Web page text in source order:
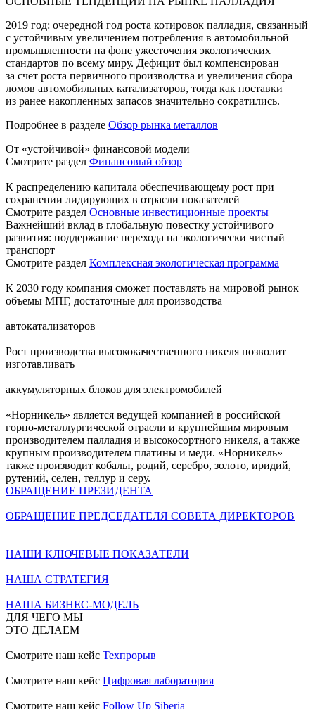
2019 год: очередной год роста котировок палладия, связанный
с устойчивым увеличением потребления в автомобильной
промышленности на фоне ужесточения экологических
стандартов по всему миру. Дефицит был компенсирован
за счет роста первичного производства и увеличения сбора
ломов автомобильных катализаторов, тогда как поставки
из ранее накопленных запасов значительно сократились.
Подробнее в разделе Обзор рынка металлов
От «устойчивой» финансовой модели
Смотрите раздел Финансовый обзор
К распределению капитала обеспечивающему рост при
сохранении лидирующих в отрасли показателей
Смотрите раздел Основные инвестиционные проекты
Важнейший вклад в глобальную повестку устойчивого
развития: поддержание перехода на экологически чистый
транспорт
Смотрите раздел Комплексная экологическая программа
К 2030 году компания сможет поставлять на мировой рынок
объемы МПГ, достаточные для производства
автокатализаторов
Рост производства высококачественного никеля позволит
изготавливать
аккумуляторных блоков для электромобилей
«Норникель» является ведущей компанией в российской
горно-металлургической отрасли и крупнейшим мировым
производителем палладия и высокосортного никеля, а также
крупным производителем платины и меди. «Норникель»
также производит кобальт, родий, серебро, золото, иридий,
рутений, селен, теллур и серу.
ОБРАЩЕНИЕ ПРЕЗИДЕНТА
ОБРАЩЕНИЕ ПРЕДСЕДАТЕЛЯ СОВЕТА ДИРЕКТОРОВ
НАШИ КЛЮЧЕВЫЕ ПОКАЗАТЕЛИ
НАША СТРАТЕГИЯ
НАША БИЗНЕС-МОДЕЛЬ
ДЛЯ ЧЕГО МЫ
ЭТО ДЕЛАЕМ
Смотрите наш кейс Техпрорыв
Смотрите наш кейс Цифровая лаборатория
Смотрите наш кейс Follow Up Siberia